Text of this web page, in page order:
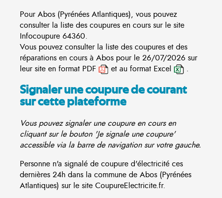
Pour Abos (Pyrénées Atlantiques), vous pouvez
consulter la liste des coupures en cours sur le site
Infocoupure 64360.
Vous pouvez consulter la liste des coupures et des
réparations en cours à Abos pour le 26/07/2026 sur
leur site en format PDF
et au format Excel .
Signaler une coupure de courant
sur cette plateforme
Vous pouvez signaler une coupure en cours en
cliquant sur le bouton 'Je signale une coupure'
accessible via la barre de navigation sur votre gauche.
Personne n'a signalé de coupure d'électricité ces
dernières 24h dans la commune de Abos (Pyrénées
Atlantiques) sur le site CoupureElectricite.fr.